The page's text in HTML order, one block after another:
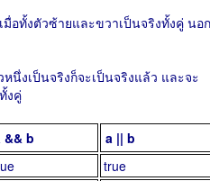
มื่อทั้งตัวซ้ายและขวาเป็นจริงทั้งคู่ นอก
นึ่งเป็นจริงก็จะเป็นจริงแล้ว และจะ
งคู่
&& b
a || b
true